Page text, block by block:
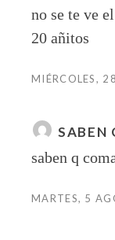
no se te ve
20 añitos
MIÉRCOLES,
SABEN
saben q
MARTES, 5